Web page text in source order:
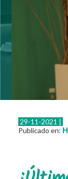
Eventos
29-11-2021 |
Publicado en: